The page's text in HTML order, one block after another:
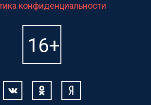
конфиденциальности